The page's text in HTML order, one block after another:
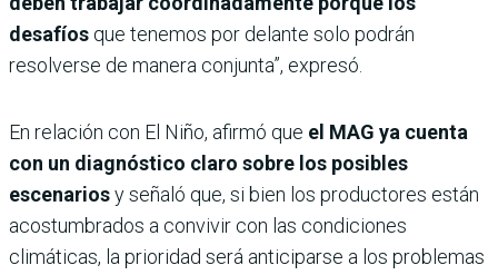
desafíos que tenemos por delante solo podrán
resolverse de manera conjunta”, expresó.
En relación con El Niño, afirmó que el MAG ya cuenta
con un diagnóstico claro sobre los posibles
escenariosy señaló que, si bien los productores están
acostumbrados a convivir con las condiciones
climáticas, la prioridad será anticiparse a los problemas